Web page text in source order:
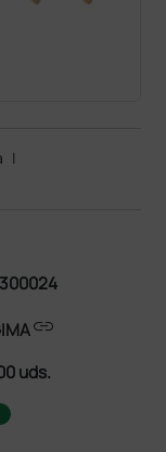
|
link
uds.